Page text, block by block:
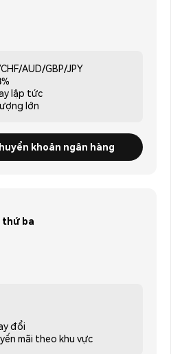
AUD/GBP/JPY
lập tức
lớn
khoản ngân hàng
thứ ba
đổi
mãi theo khu vực